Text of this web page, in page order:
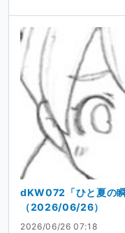
2026/06/26 07:18
dKW072「ひと夏の
（2026/06/26）